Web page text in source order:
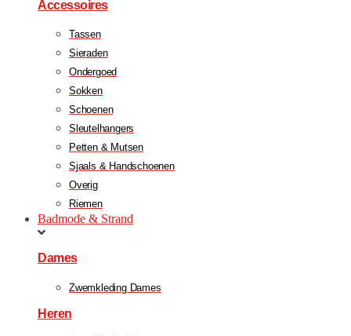
Accessoires
Tassen
Sieraden
Ondergoed
Sokken
Schoenen
Sleutelhangers
Petten & Mutsen
Sjaals & Handschoenen
Overig
Riemen
Badmode & Strand
Dames
Zwemkleding Dames
Heren